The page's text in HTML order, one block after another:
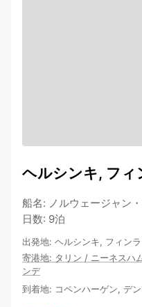
ヘルシンキ, フィ
船名: ノルウェージャン
日数: 9泊
出発地: ヘルシンキ, フィン
寄港地: タリン / ニーネスハ
ンデ
到着地: コペンハーゲン, デ